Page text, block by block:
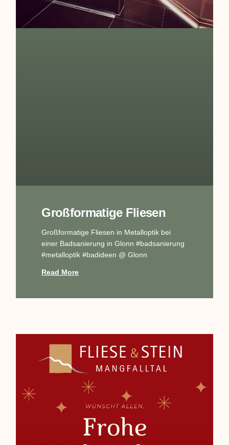
Großformatige Fliesen
Großformatige Fliesen in Metalloptik bei
einer Badsanierung in Glonn #badsanierung
#metalloptik #badideen @ Glonn
Read More